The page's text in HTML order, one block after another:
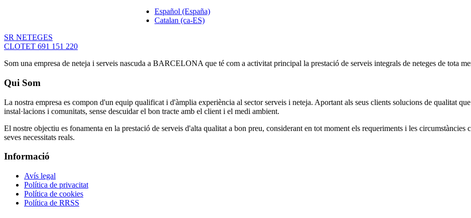
Español (España)
Catalan (ca-ES)
SR NETEGES
CLOTET 691 151 220
Som una empresa de neteja i serveis nascuda a BARCELONA que té com a activitat principal la prestació de serveis integrals de neteges de tota
Qui Som
La nostra empresa es compon d'un equip qualificat i d'àmplia experiència al sector serveis i neteja. Aportant als seus clients solucions de qualitat
instal·lacions i comunitats, sense descuidar el bon tracte amb el client i el medi ambient.
El nostre objectiu es fonamenta en la prestació de serveis d'alta qualitat a bon preu, considerant en tot moment els requeriments i les circumstàncies
seves necessitats reals.
Informació
Avís legal
Política de privacitat
Política de cookies
Política de RRSS